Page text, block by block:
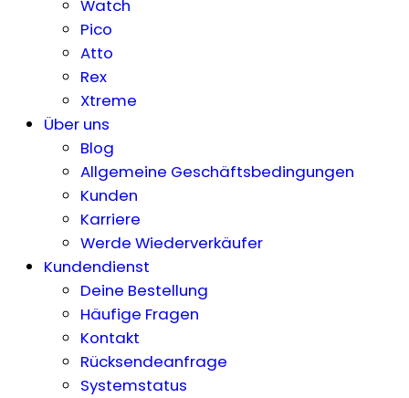
Watch
Pico
Atto
Rex
Xtreme
Über uns
Blog
Allgemeine Geschäftsbedingungen
Kunden
Karriere
Werde Wiederverkäufer
Kundendienst
Deine Bestellung
Häufige Fragen
Kontakt
Rücksendeanfrage
Systemstatus